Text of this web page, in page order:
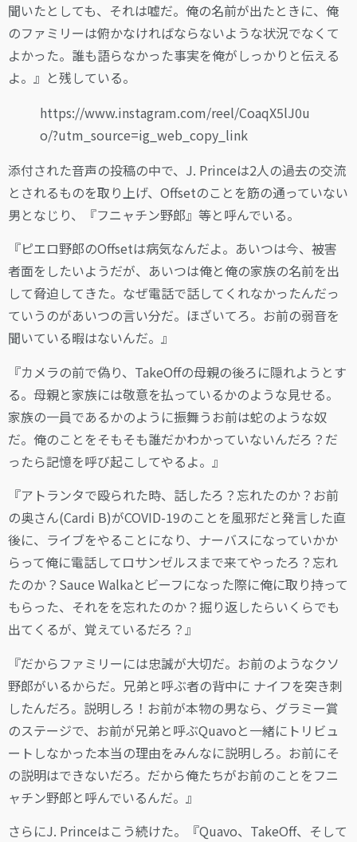
聞いたとしても、それは嘘だ。俺の名前が出たときに、俺
のファミリーは俯かなければならないような状況でなくて
よかった。誰も語らなかった事実を俺がしっかりと伝える
よ。』と残している。
https://www.instagram.com/reel/CoaqX5lJ0u
o/?utm_source=ig_web_copy_link
添付された音声の投稿の中で、J. Princeは2人の過去の交流
とされるものを取り上げ、Offsetのことを筋の通っていない
男となじり、『フニャチン野郎』等と呼んでいる。
『ピエロ野郎のOffsetは病気なんだよ。あいつは今、被害
者面をしたいようだが、あいつは俺と俺の家族の名前を出
して脅迫してきた。なぜ電話で話してくれなかったんだっ
ていうのがあいつの言い分だ。ほざいてろ。お前の弱音を
聞いている暇はないんだ。』
『カメラの前で偽り、TakeOffの母親の後ろに隠れようとす
る。母親と家族には敬意を払っているかのような見せる。
家族の一員であるかのように振舞うお前は蛇のような奴
だ。俺のことをそもそも誰だかわかっていないんだろ？だ
ったら記憶を呼び起こしてやるよ。』
『アトランタで殴られた時、話したろ？忘れたのか？お前
の奥さん(Cardi B)がCOVID-19のことを風邪だと発言した直
後に、ライブをやることになり、ナーバスになっていかか
らって俺に電話してロサンゼルスまで来てやったろ？忘れ
たのか？Sauce Walkaとビーフになった際に俺に取り持って
もらった、それをを忘れたのか？掘り返したらいくらでも
出てくるが、覚えているだろ？』
『だからファミリーには忠誠が大切だ。お前のようなクソ
野郎がいるからだ。兄弟と呼ぶ者の背中に ナイフを突き刺
したんだろ。説明しろ！お前が本物の男なら、グラミー賞
のステージで、お前が兄弟と呼ぶQuavoと一緒にトリビュ
ートしなかった本当の理由をみんなに説明しろ。お前にそ
の説明はできないだろ。だから俺たちがお前のことをフニ
ャチン野郎と呼んでいるんだ。』
さらにJ. Princeはこう続けた。『Quavo、TakeOff、そして